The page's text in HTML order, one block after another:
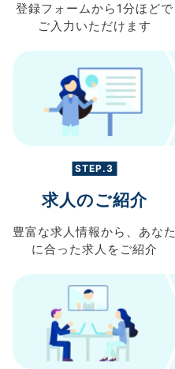
登録フォームから 1分ほどで
ご入力 いただけます
STEP.3
求人のご紹介
豊富な求人情報から、 あなた
に合った求人を ご紹介